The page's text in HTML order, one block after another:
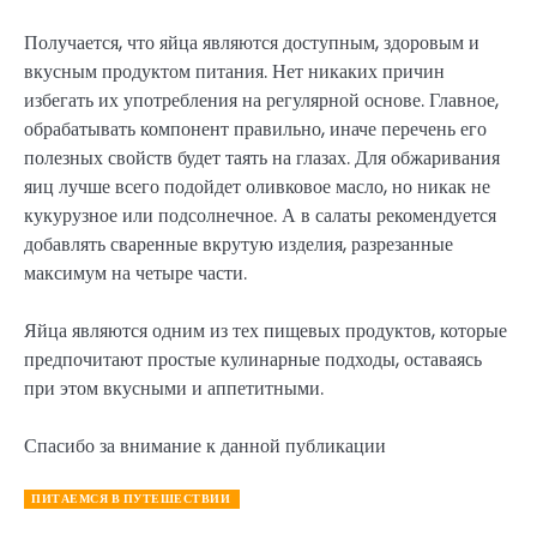
Получается, что яйца являются доступным, здоровым и
вкусным продуктом питания. Нет никаких причин
избегать их употребления на регулярной основе. Главное,
обрабатывать компонент правильно, иначе перечень его
полезных свойств будет таять на глазах. Для обжаривания
яиц лучше всего подойдет оливковое масло, но никак не
кукурузное или подсолнечное. А в салаты рекомендуется
добавлять сваренные вкрутую изделия, разрезанные
максимум на четыре части.
Яйца являются одним из тех пищевых продуктов, которые
предпочитают простые кулинарные подходы, оставаясь
при этом вкусными и аппетитными.
Спасибо за внимание к данной публикации
ПИТАЕМСЯ В ПУТЕШЕСТВИИ